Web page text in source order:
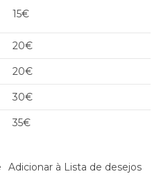
15€
20€
20€
30€
35€
Adicionar à Lista de desejos